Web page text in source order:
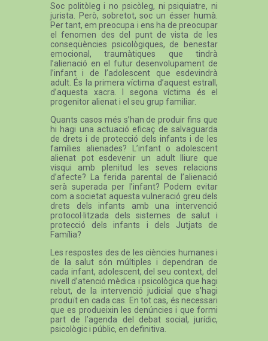
Soc politòleg i no psicòleg, ni psiquiatre, ni
jurista. Però, sobretot, soc un ésser humà.
Per tant, em preocupa i ens ha de preocupar
el fenomen des del punt de vista de les
conseqüències psicològiques, de benestar
emocional, traumàtiques que tindrà
l’alienació en el futur desenvolupament de
l’infant i de l’adolescent que esdevindrà
adult. És la primera víctima d’aquest estrall,
d’aquesta xacra. I segona víctima és el
progenitor alienat i el seu grup familiar.
Quants casos més s’han de produir fins que
hi hagi una actuació eficaç de salvaguarda
de drets i de protecció dels infants i de les
famílies alienades? L’infant o adolescent
alienat pot esdevenir un adult lliure que
visqui amb plenitud les seves relacions
d’afecte? La ferida parental de l’alienació
serà superada per l’infant? Podem evitar
com a societat aquesta vulneració greu dels
drets dels infants amb una intervenció
protocol·litzada dels sistemes de salut i
protecció dels infants i dels Jutjats de
Família?
Les respostes des de les ciències humanes i
de la salut són múltiples i dependran de
cada infant, adolescent, del seu context, del
nivell d’atenció mèdica i psicològica que hagi
rebut, de la intervenció judicial que s’hagi
produït en cada cas. En tot cas, és necessari
que es produeixin les denúncies i que formi
part de l’agenda del debat social, jurídic,
psicològic i públic, en definitiva.